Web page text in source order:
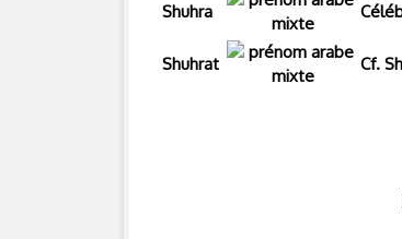
Shuhra
Shuhrat Cf.
Index des